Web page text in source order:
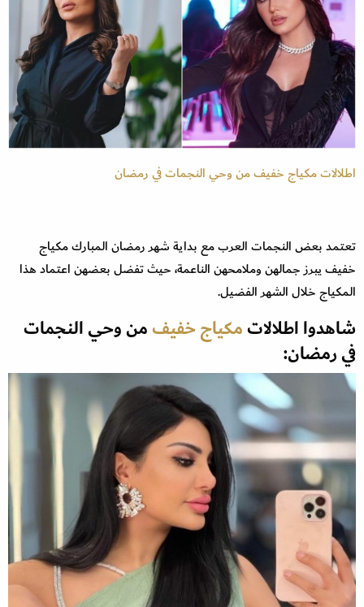
اطلالات مكياج خفيف من وحي النجمات في رمضان
تعتمد بعض النجمات العرب مع بداية شهر رمضان المبارك مكياج
خفيف يبرز جمالهن وملامحهن الناعمة، حيث تفضل بعضهن اعتماد هذا
المكياج خلال الشهر الفضيل.
شاهدوا اطلالاتمكياج خفيفمن وحي النجمات
في رمضان: